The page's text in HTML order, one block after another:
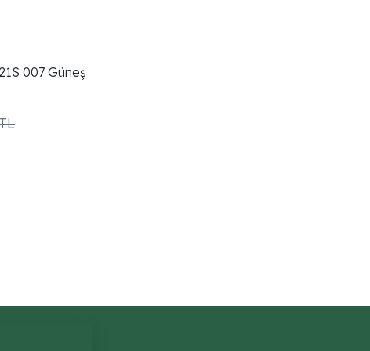
007 Güneş